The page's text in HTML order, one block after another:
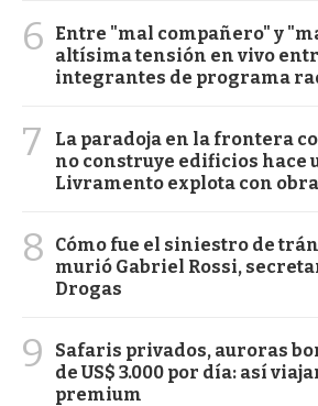
6
Entre "mal compañero" y
altísima tensión en vivo
integrantes de programa
7
La paradoja en la frontera
no construye edificios hace
Livramento explota con
8
Cómo fue el siniestro de
murió Gabriel Rossi,
Drogas
9
Safaris privados, auroras
de US$ 3.000 por día: así
premium